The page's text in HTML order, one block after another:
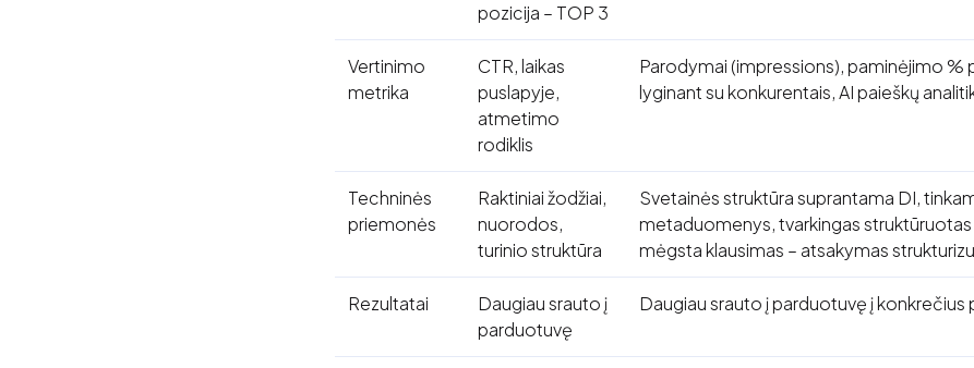
pozicija – TOP 3
Vertinimo
metrika
CTR, laikas
puslapyje,
atmetimo
rodiklis
Parodymai (impressions), paminėjimo %
lyginant su konkurentais, AI paieškų
Techninės
priemonės
Raktiniai žodžiai,
nuorodos,
turinio struktūra
Svetainės struktūra suprantama DI,
metaduomenys, tvarkingas struktūruotas
mėgsta klausimas – atsakymas
Rezultatai
Daugiau srauto į
parduotuvę
Daugiau srauto į parduotuvę į konkrečius